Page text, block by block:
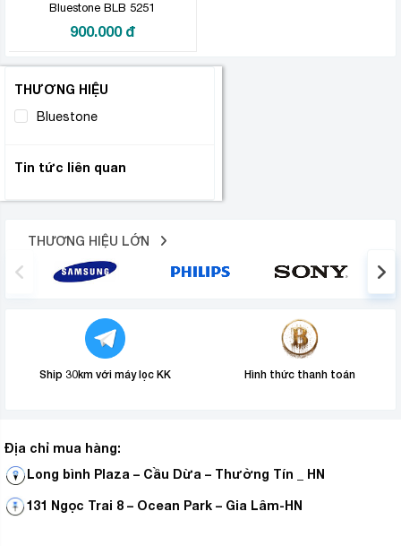
Bluestone BLB 5251
900.000 đ
THƯƠNG HIỆU
Bluestone
Tin tức liên quan
THƯƠNG HIỆU LỚN
Ship 30km với máy lọc KK Hình thức thanh toán
Địa chỉ mua hàng:
Long bình Plaza – Cầu Dừa – Thường Tín _ HN
131 Ngọc Trai 8 – Ocean Park – Gia Lâm-HN